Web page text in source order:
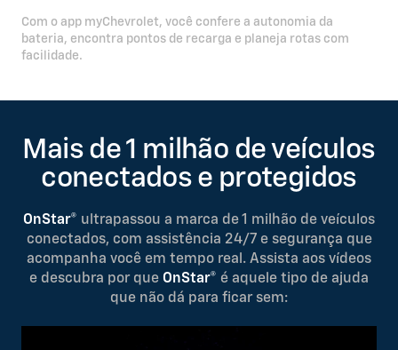
Com o app myChevrolet, você confere a autonomia da
bateria, encontra pontos de recarga e planeja rotas com
facilidade.
Mais de 1 milhão de veículos
conectados e protegidos
OnStar® ultrapassou a marca de 1 milhão de veículos
conectados, com assistência 24/7 e segurança que
acompanha você em tempo real. Assista aos vídeos
e descubra por que OnStar® é aquele tipo de ajuda
que não dá para ficar sem: